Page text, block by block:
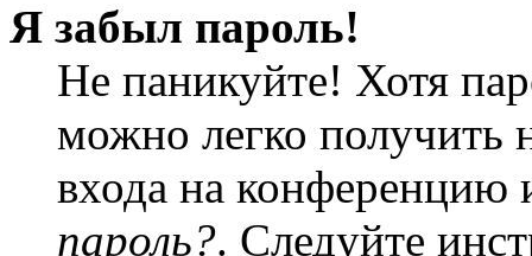
Я забыл пароль!
Не паникуйте! Хотя
можно легко получить
входа на
пароль?. Следуйте